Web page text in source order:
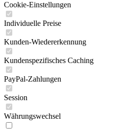
Cookie-Einstellungen
Individuelle Preise
Kunden-Wiedererkennung
Kundenspezifisches Caching
PayPal-Zahlungen
Session
Währungswechsel